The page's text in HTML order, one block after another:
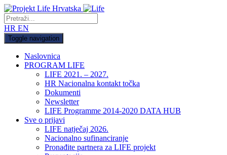
HR EN
Toggle navigation
Naslovnica
PROGRAM LIFE
LIFE 2021. – 2027.
HR Nacionalna kontakt točka
Dokumenti
Newsletter
LIFE Programme 2014-2020 DATA HUB
Sve o prijavi
LIFE natječaj 2026.
Nacionalno sufinanciranje
Pronađite partnera za LIFE projekt